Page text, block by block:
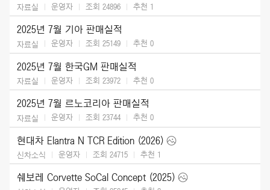
자료실 운영자 조회 24896 추천 1
2025년 7월 기아 판매실적
자료실 운영자 조회 25149 추천 0
2025년 7월 한국GM 판매실적
자료실 운영자 조회 23972 추천 0
2025년 7월 르노코리아 판매실적
자료실 운영자 조회 23744 추천 0
현대차 Elantra N TCR Edition (2026)
신차소식 운영자 조회 24715 추천 1
쉐보레 Corvette SoCal Concept (2025)